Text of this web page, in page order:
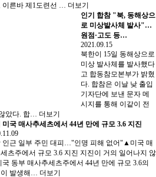
이른바 제1도련선 … 더보기
인기 합참 "북, 동해상으
로 미상발사체 발사"…
원점·고도 등…
2021.09.15
북한이 15일 동해상으로
미상 발사체를 발사했다
고 합동참모본부가 밝혔
다. 합참은 이날 낮 출입
기자단에 보낸 문자 메
시지를 통해 이같이 전
았다. 합… 더보기
미국 매사추세츠에서 44년 만에 규모 3.6 지진
인근 일부 주민 대피…"인명 피해 없어"▲미국 매
츠주에서 규모 3.6 지진 지진이 거의 일어나지 않
국 동부 매사추세츠주에서 44년 만에 규모 3.6의
발생해… 더보기